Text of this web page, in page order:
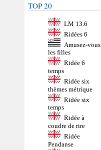
TOP 20
LM 13.6
Ridées 6
Amusez-vous
les filles
Ridée 6
temps
Ridée six
thèmes métrique
Ridée six
temps
Ridée à
coudre de rire
Ridée
Pendanse